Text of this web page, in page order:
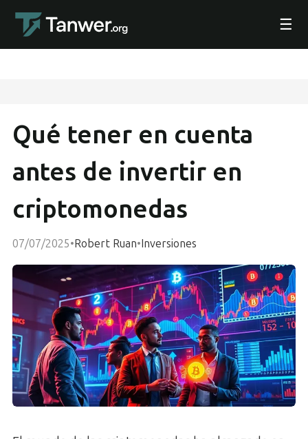
☰
Qué tener en cuenta
antes de invertir en
criptomonedas
07/07/2025•Robert Ruan•Inversiones